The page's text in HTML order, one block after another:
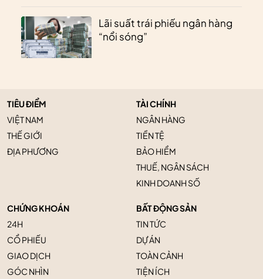
Lãi suất trái phiếu ngân hàng
“nổi sóng”
TIÊU ĐIỂM
VIỆT NAM
THẾ GIỚI
ĐỊA PHƯƠNG
TÀI CHÍNH
NGÂN HÀNG
TIỀN TỆ
BẢO HIỂM
THUẾ, NGÂN SÁCH
KINH DOANH SỐ
CHỨNG KHOÁN
24H
CỔ PHIẾU
GIAO DỊCH
GÓC NHÌN
BẤT ĐỘNG SẢN
TIN TỨC
DỰ ÁN
TOÀN CẢNH
TIỆN ÍCH